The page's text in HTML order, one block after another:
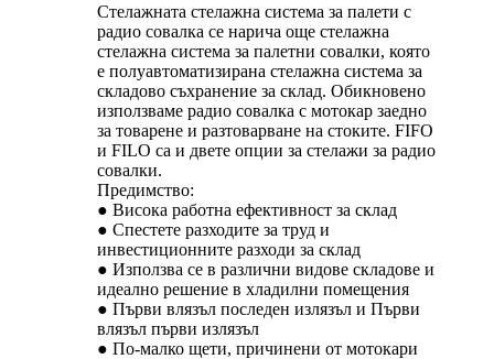
Стелажната стелажна система за палети с
радио совалка се нарича още стелажна
стелажна система за палетни совалки, която
е полуавтоматизирана стелажна система за
складово съхранение за склад. Обикновено
използваме радио совалка с мотокар заедно
за товарене и разтоварване на стоките. FIFO
и FILO са и двете опции за стелажи за радио
совалки.
Предимство:
● Висока работна ефективност за склад
● Спестете разходите за труд и
инвестиционните разходи за склад
● Използва се в различни видове складове и
идеално решение в хладилни помещения
● Първи влязъл последен излязъл и Първи
влязъл първи излязъл
● По-малко щети, причинени от мотокари